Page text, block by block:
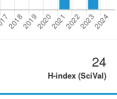
24
H-index (SciVal)